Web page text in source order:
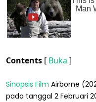
Contents [ Buka ]
Sinopsis Film Airborne
pada tanggal 2 Februari